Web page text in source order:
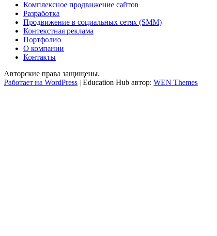
Комплексное продвижение сайтов
Разработка
Продвижение в социальных сетях (SMM)
Контекстная реклама
Портфолио
О компании
Контакты
Авторские права защищены.
Работает на WordPress | Education Hub автор: WEN Themes